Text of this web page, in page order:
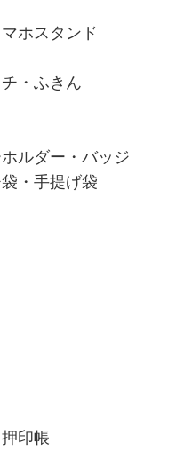
ホスタンド
・ふきん
ルダー・バッジ
・手提げ袋
印帳